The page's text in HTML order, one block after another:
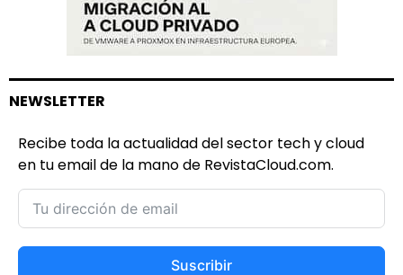
NEWSLETTER
Recibe toda la actualidad del sector tech y cloud
en tu email de la mano de RevistaCloud.com.
Suscribir